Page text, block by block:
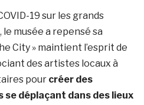
19 sur les grands
musée a repensé sa
City » maintient l’esprit de
des artistes locaux à
pour créer des
déplaçant dans des lieux